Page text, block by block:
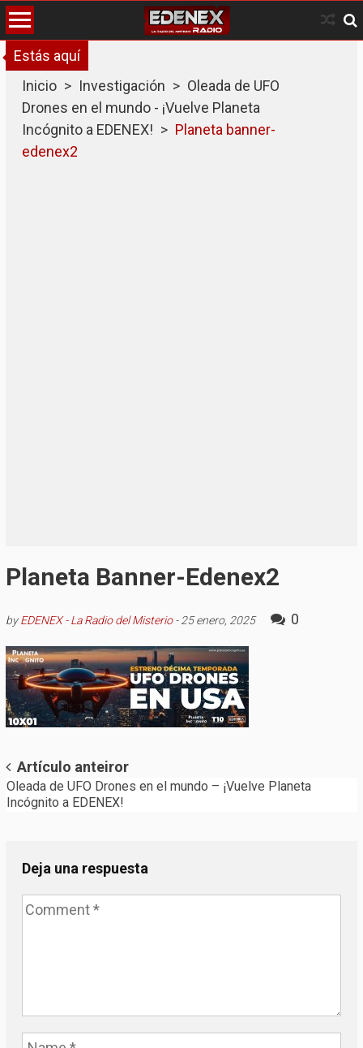
Skip
to
content
Estás aquí
Inicio > Investigación > Oleada de UFO
Drones en el mundo - ¡Vuelve Planeta
Incógnito a EDENEX! > Planeta banner-
edenex2
Planeta Banner-Edenex2
byEDENEX - La Radio del Misterio- 25 enero, 2025 0
Post
navigation
Artículo anteiror
Oleada de UFO Drones en el mundo – ¡Vuelve Planeta
Incógnito a EDENEX!
Deja una respuesta